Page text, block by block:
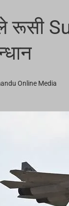
रूसी
Online Media